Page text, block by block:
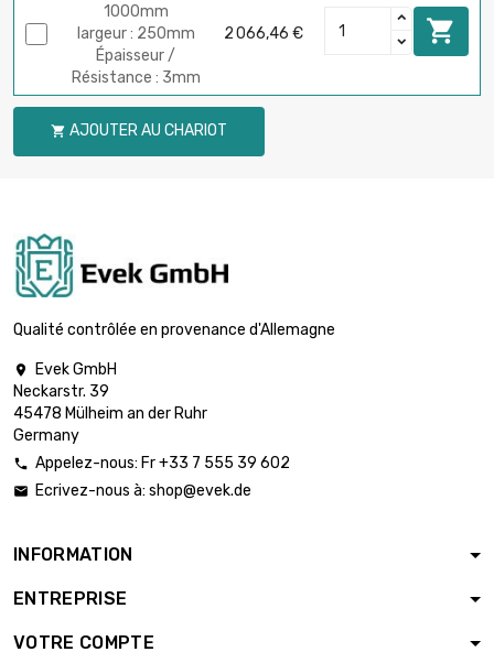
1000mm
largeur : 250mm
Épaisseur /
Résistance : 3mm
2 066,46 € 
longueur : 500mm
largeur : 500mm
Épaisseur /
Épaisseur /
Résistance : 3mm
1000mm
largeur : 1000mm
Épaisseur /
Résistance : 3mm
1000mm
largeur : 250mm
2 755,28 €
longueur : 500mm
largeur : 500mm
Épaisseur /
Résistance : 4mm
 AJOUTER AU CHARIOT
Qualité contrôlée en provenance d'Allemagne

Evek GmbH
Neckarstr. 39
45478 Mülheim an der Ruhr
Germany
 Appelez-nous: Fr +33 7 555 39 602
 Ecrivez-nous à: shop@evek.de
INFORMATION
ENTREPRISE
VOTRE COMPTE